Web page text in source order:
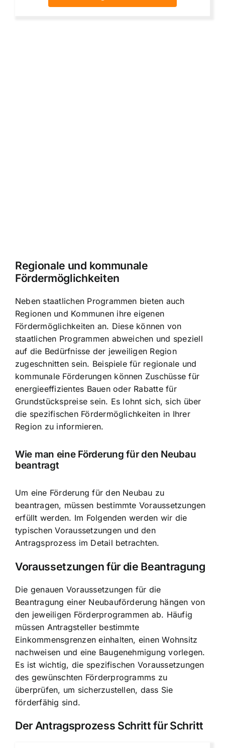
Regionale und kommunale
Fördermöglichkeiten
Neben staatlichen Programmen bieten auch
Regionen und Kommunen ihre eigenen
Fördermöglichkeiten an. Diese können von
staatlichen Programmen abweichen und speziell
auf die Bedürfnisse der jeweiligen Region
zugeschnitten sein. Beispiele für regionale und
kommunale Förderungen können Zuschüsse für
energieeffizientes Bauen oder Rabatte für
Grundstückspreise sein. Es lohnt sich, sich über
die spezifischen Fördermöglichkeiten in Ihrer
Region zu informieren.
Wie man eine Förderung für den Neubau
beantragt
Um eine Förderung für den Neubau zu
beantragen, müssen bestimmte Voraussetzungen
erfüllt werden. Im Folgenden werden wir die
typischen Voraussetzungen und den
Antragsprozess im Detail betrachten.
Voraussetzungen für die Beantragung
Die genauen Voraussetzungen für die
Beantragung einer Neubauförderung hängen von
den jeweiligen Förderprogrammen ab. Häufig
müssen Antragsteller bestimmte
Einkommensgrenzen einhalten, einen Wohnsitz
nachweisen und eine Baugenehmigung vorlegen.
Es ist wichtig, die spezifischen Voraussetzungen
des gewünschten Förderprogramms zu
überprüfen, um sicherzustellen, dass Sie
förderfähig sind.
Der Antragsprozess Schritt für Schritt